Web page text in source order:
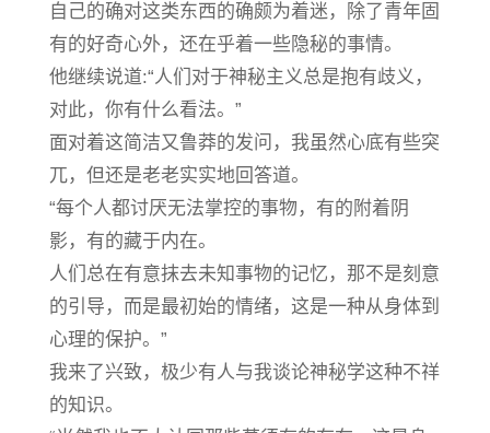
自己的确对这类东西的确颇为着迷，除了青年固
有的好奇心外，还在乎着一些隐秘的事情。
他继续说道:“人们对于神秘主义总是抱有歧义，
对此，你有什么看法。”
面对着这简洁又鲁莽的发问，我虽然心底有些突
兀，但还是老老实实地回答道。
“每个人都讨厌无法掌控的事物，有的附着阴
影，有的藏于内在。
人们总在有意抹去未知事物的记忆，那不是刻意
的引导，而是最初始的情绪，这是一种从身体到
心理的保护。”
我来了兴致，极少有人与我谈论神秘学这种不祥
的知识。